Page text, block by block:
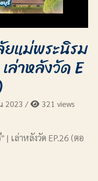
แม่พระนิรม
ล่าหลังวัด E
2023 /
321 views
เล่าหลังวัด EP.26 (ตอ